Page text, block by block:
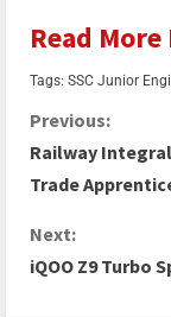
Read More
Tags: SSC Junior
Previous:
Railway
Trade
Next:
iQOO Z9 Turbo